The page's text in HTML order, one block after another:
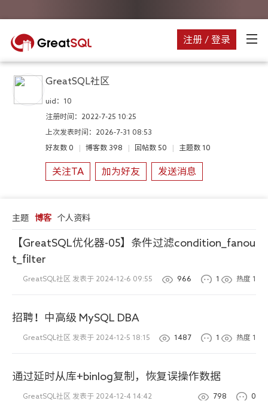
注册 / 登录
GreatSQL社区
uid： 10
注册时间： 2022-7-25 10:25
上次发表时间： 2026-7-31 08:53
好友数 0 | 博客数 398 | 回帖数 50 | 主题数 10
关注TA 加为好友 发送消息
主题 博客 个人资料
【GreatSQL优化器-05】条件过滤condition_fanou
t_filter
GreatSQL社区 发表于 2024-12-6 09:55 966 1 热度 1
招聘！中高级 MySQL DBA
GreatSQL社区 发表于 2024-12-5 18:15 1487 1 热度 1
通过延时从库+binlog复制，恢复误操作数据
GreatSQL社区 发表于 2024-12-4 14:42 798 0